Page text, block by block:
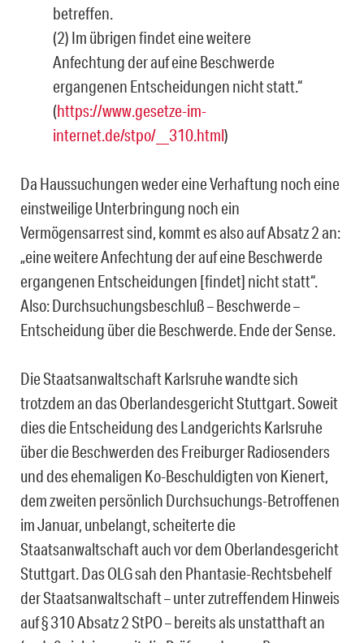
betreffen.
(2) Im übrigen findet eine weitere
Anfechtung der auf eine Beschwerde
ergangenen Entscheidungen nicht statt.“
(https://www.gesetze-im-
internet.de/stpo/__310.html)
Da Haussuchungen weder eine Verhaftung noch eine
einstweilige Unterbringung noch ein
Vermögensarrest sind, kommt es also auf Absatz 2 an:
„eine weitere Anfechtung der auf eine Beschwerde
ergangenen Entscheidungen [findet] nicht statt“.
Also: Durchsu­chungsbeschluß – Beschwerde –
Entscheidung über die Beschwerde. Ende der Sense.
Die Staatsanwaltschaft Karlsruhe wandte sich
trotzdem an das Oberlandesgericht Stutt­gart. Soweit
dies die Entscheidung des Landgerichts Karlsruhe
über die Beschwerden des Freiburger Radiosenders
und des ehemaligen Ko-Beschuldigten von Kienert,
dem zweiten persönlich Durchsuchungs-Betroffenen
im Januar, unbelangt, scheiterte die
Staatsanwaltschaft auch vor dem Oberlandesgericht
Stuttgart. Das OLG sah den Phan­tasie-Rechtsbehelf
der Staatsanwaltschaft – unter zutreffendem Hinweis
auf § 310 Ab­satz 2 StPO – bereits als unstatthaft an